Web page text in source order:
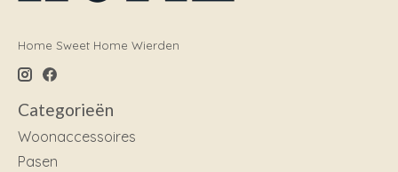
Home Sweet Home Wierden
Categorieën
Woonaccessoires
Pasen